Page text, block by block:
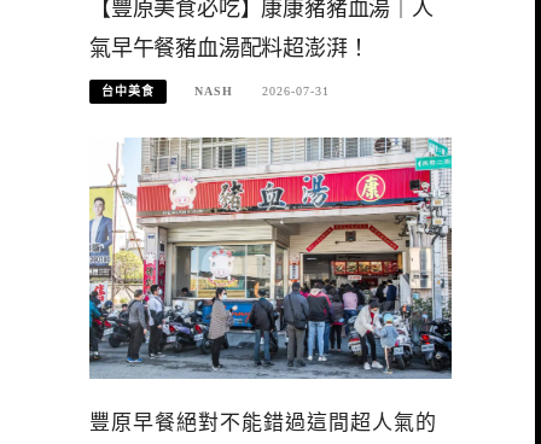
【豐原美食必吃】康康豬豬血湯｜人
氣早午餐豬血湯配料超澎湃！
台中美食 NASH 2026-07-31
豐原早餐絕對不能錯過這間超人氣的